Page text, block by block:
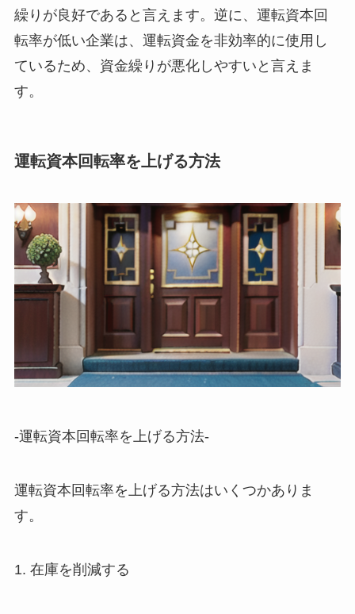
繰りが良好であると言えます。逆に、運転資本回
転率が低い企業は、運転資金を非効率的に使用し
ているため、資金繰りが悪化しやすいと言えま
す。
運転資本回転率を上げる方法
-運転資本回転率を上げる方法-
運転資本回転率を上げる方法はいくつかありま
す。
1. 在庫を削減する